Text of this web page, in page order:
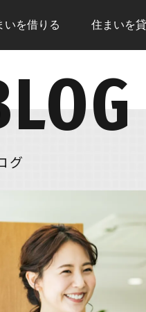
いを借りる 住まいを
トップ
売却査
物件情
住まい
購入の
住宅ロ
住ま
住まい
住まい
住まい
リフォ
グ